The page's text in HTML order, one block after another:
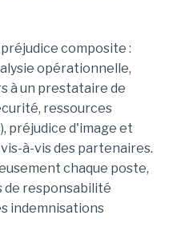
composite :
opérationnelle,
à un prestataire de
ressources
préjudice d'image et
à-vis des partenaires.
chaque poste,
de responsabilité
indemnisations